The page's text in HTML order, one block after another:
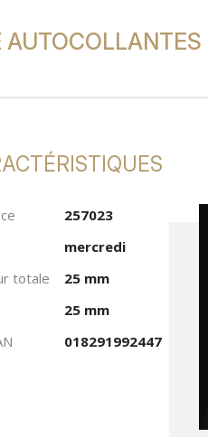
257023
mercredi
totale
25 mm
25 mm
018291992447